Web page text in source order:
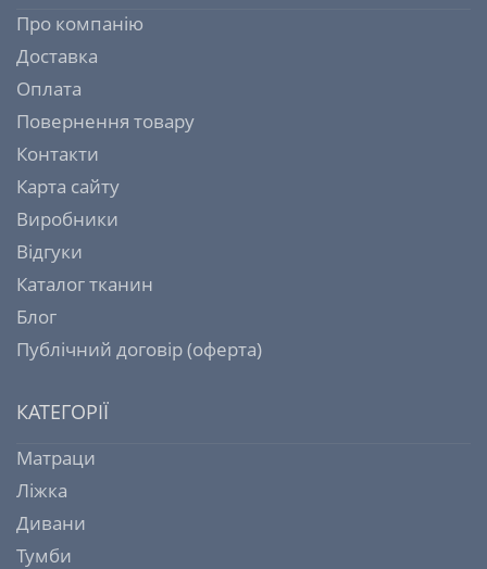
Про компанію
Доставка
Оплата
Повернення товару
Контакти
Карта сайту
Виробники
Відгуки
Каталог тканин
Блог
Публічний договір (оферта)
КАТЕГОРІЇ
Матраци
Ліжка
Дивани
Тумби